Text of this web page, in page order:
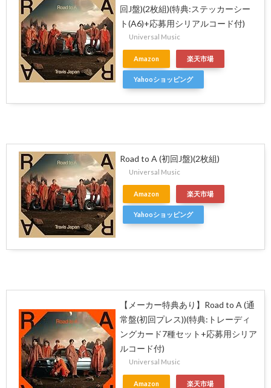
回J盤)(2枚組)(特典:ステッカーシー
ト(A6)+応募用シリアルコード付)
Universal Music
Amazon 楽天市場
Yahooショッピング
Road to A (初回J盤)(2枚組)
Universal Music
Amazon 楽天市場
Yahooショッピング
【メーカー特典あり】Road to A (通
常盤(初回プレス))(特典:トレーディ
ングカード7種セット+応募用シリア
ルコード付)
Universal Music
Amazon 楽天市場